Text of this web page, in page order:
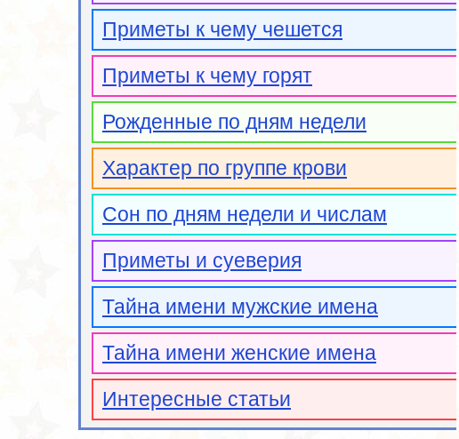
Приметы к чему чешется
Приметы к чему горят
Рожденные по дням недели
Характер по группе крови
Сон по дням недели и числам
Приметы и суеверия
Тайна имени мужские имена
Тайна имени женские имена
Интересные статьи